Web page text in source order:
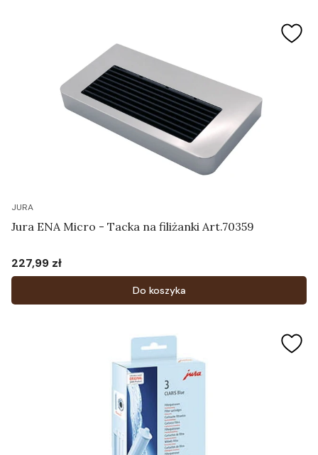
JURA
Jura ENA Micro - Tacka na filiżanki Art.70359
Cena
227,99 zł
Do koszyka